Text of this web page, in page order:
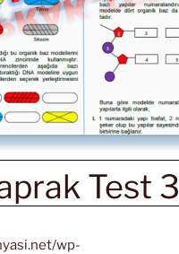
Test 3
wp-